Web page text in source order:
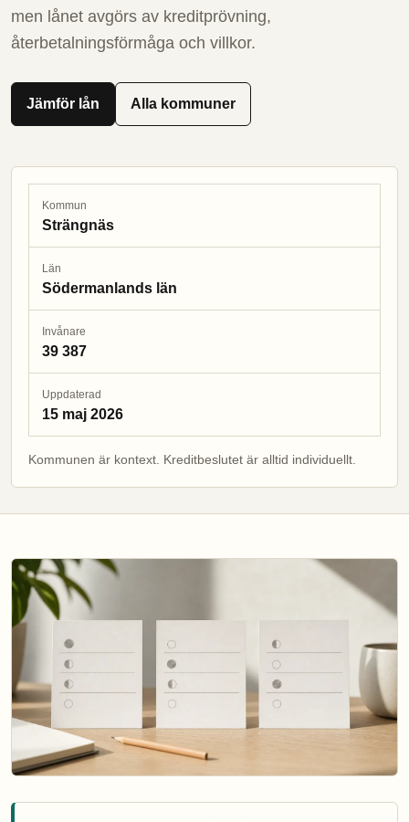
men lånet avgörs av kreditprövning,
återbetalningsförmåga och villkor.
Jämför lån Alla kommuner
Kommun
Strängnäs
Län
Södermanlands län
Invånare
39 387
Uppdaterad
15 maj 2026
Kommunen är kontext. Kreditbeslutet är alltid individuellt.